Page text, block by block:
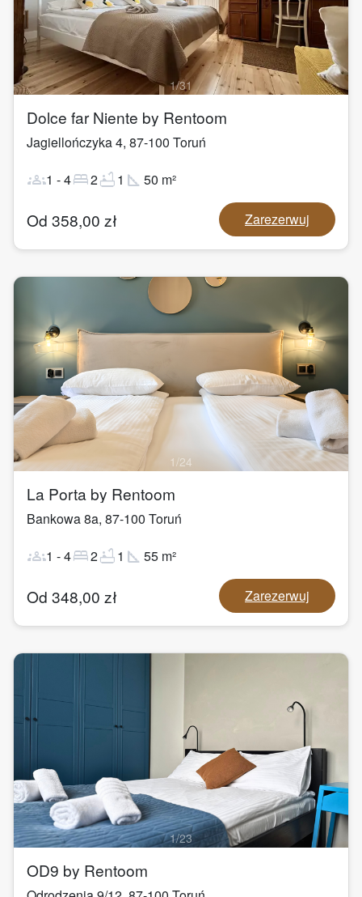
1/31
Dolce far Niente by Rentoom
Jagiellończyka 4, 87-100 Toruń
groups1 -4bed2bathtub1 square_foot 50 m²
Od 358,00 zł Zarezerwuj
1/24
La Porta by Rentoom
Bankowa 8a, 87-100 Toruń
groups1 -4bed2bathtub1 square_foot 55 m²
Od 348,00 zł Zarezerwuj
1/23
OD9 by Rentoom